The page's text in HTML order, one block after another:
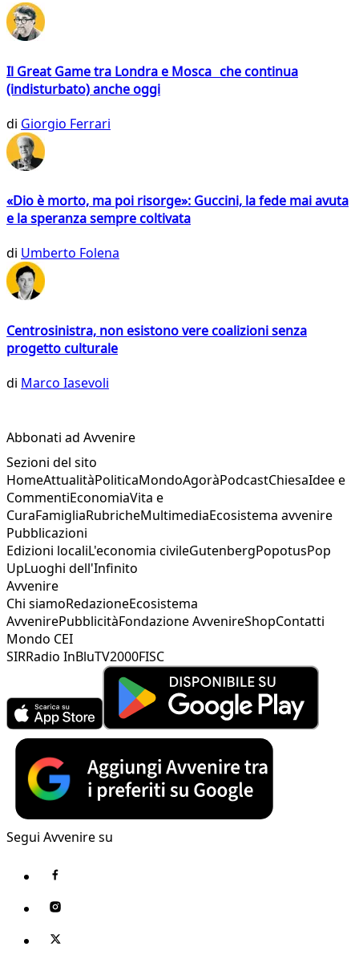
Il Great Game tra Londra e Mosca che continua
(indisturbato) anche oggi
di Giorgio Ferrari
«Dio è morto, ma poi risorge»: Guccini, la fede mai avuta
e la speranza sempre coltivata
di Umberto Folena
Centrosinistra, non esistono vere coalizioni senza
progetto culturale
di Marco Iasevoli
Abbonati ad Avvenire
Sezioni del sito
HomeAttualitàPoliticaMondoAgoràPodcastChiesaIdee e
CommentiEconomiaVita e
CuraFamigliaRubricheMultimediaEcosistema avvenire
Pubblicazioni
Edizioni localiL'economia civileGutenbergPopotusPop
UpLuoghi dell'Infinito
Avvenire
Chi siamoRedazioneEcosistema
AvvenirePubblicitàFondazione AvvenireShopContatti
Mondo CEI
SIRRadio InBluTV2000FISC
Segui Avvenire su